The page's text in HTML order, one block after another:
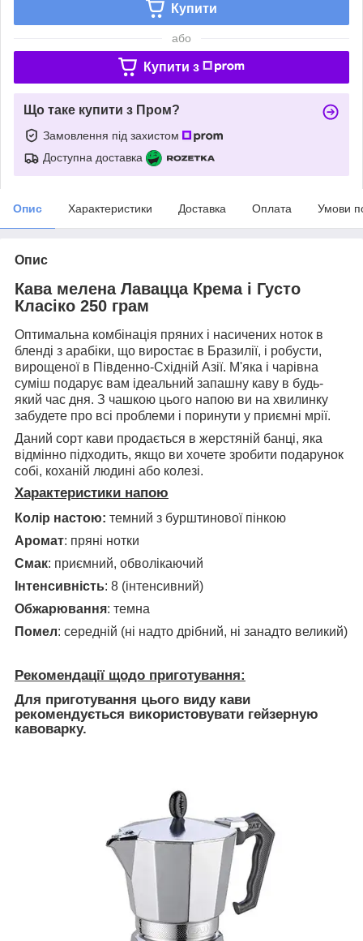
Купити
або
Купити з
Що таке купити з Пром?
Замовлення під захистом
Доступна доставка
Опис Характеристики Доставка Оплата Умови
Опис
Кава мелена Лавацца Крема і Густо
Класіко 250 грам
Оптимальна комбінація пряних і насичених ноток в
бленді з арабіки, що виростає в Бразилії, і робусти,
вирощеної в Південно-Східній Азії. М'яка і чарівна
суміш подарує вам ідеальний запашну каву в будь-
який час дня. З чашкою цього напою ви на хвилинку
забудете про всі проблеми і поринути у приємні мрії.
Даний сорт кави продається в жерстяній банці, яка
відмінно підходить, якщо ви хочете зробити подарунок
собі, коханій людині або колезі.
Характеристики напою
Колір настою: темний з бурштинової пінкою
Аромат: пряні нотки
Смак: приємний, обволікаючий
Інтенсивність: 8 (інтенсивний)
Обжарювання: темна
Помел: середній (ні надто дрібний, ні занадто великий)
Рекомендації щодо приготування:
Для приготування цього виду кави
рекомендується використовувати гейзерную
кавоварку.